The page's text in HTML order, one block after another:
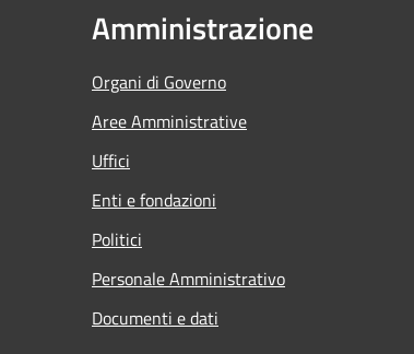
Amministrazione
Organi di Governo
Aree Amministrative
Uffici
Enti e fondazioni
Politici
Personale Amministrativo
Documenti e dati